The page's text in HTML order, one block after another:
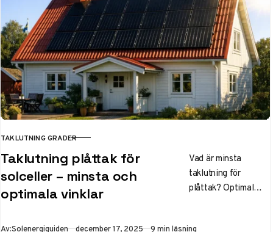
KATEGORI
TAKLUTNING GRADER
Taklutning plåttak för
solceller – minsta och
optimala vinklar
Vad är minsta
taklutning för
plåttak? Optimal
Av:Solenergiguiden Publicerad
december 17, 2025 9 min läsning